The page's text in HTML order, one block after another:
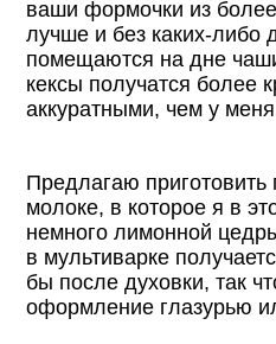
ваши формочки из
лучше и без каких-либо
помещаются на дне
кексы получатся более
аккуратными, чем у
Предлагаю приготовить
молоке, в которое я в
немного лимонной
в мультиварке
бы после духовки, так
оформление глазурью